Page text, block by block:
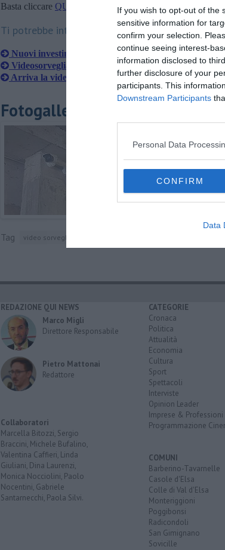
If you wish to opt-out of the
sensitive information for
confirm your selection.
continue seeing interest-
information disclosed to
further disclosure of your
participants. This
Downstream Participants
Personal Data
CONFIRM
Data
Basta cliccare QUI
Ti potrebbe interessare anche:
Nuovi investimenti per il decoro urbano
Videosorveglianza, ecco i contributi della Regione
Arriva la videosorveglianza, via libera del Comune
Fotogallery
Tag video sorvegliata
REDAZIONE QUI NEWS
Marco Migli
Direttore Responsabile
Pietro Mattonai
Redattore
Collaboratori
Marcella Bitozzi, Sergio
Braccini, Michele Bufalino,
Valentina Caffieri, Linda
Giuliani, Dina Laurenzi,
Monica Nocciolini, Paolo
Nocentini, Gabriele
Santarnecchi, Paola Silvi.
CATEGORIE
Cronaca
Politica
Attualità
Economia
Cultura
Sport
Spettacoli
Interviste
Opinion Leader
Imprese & Professioni
Programmazione
COMUNI
Barberino-Tavarnelle
Casole d'Elsa
Colle di Val d'Elsa
Monteriggioni
Poggibonsi
Radicondoli
San Gimignano
Sovicille